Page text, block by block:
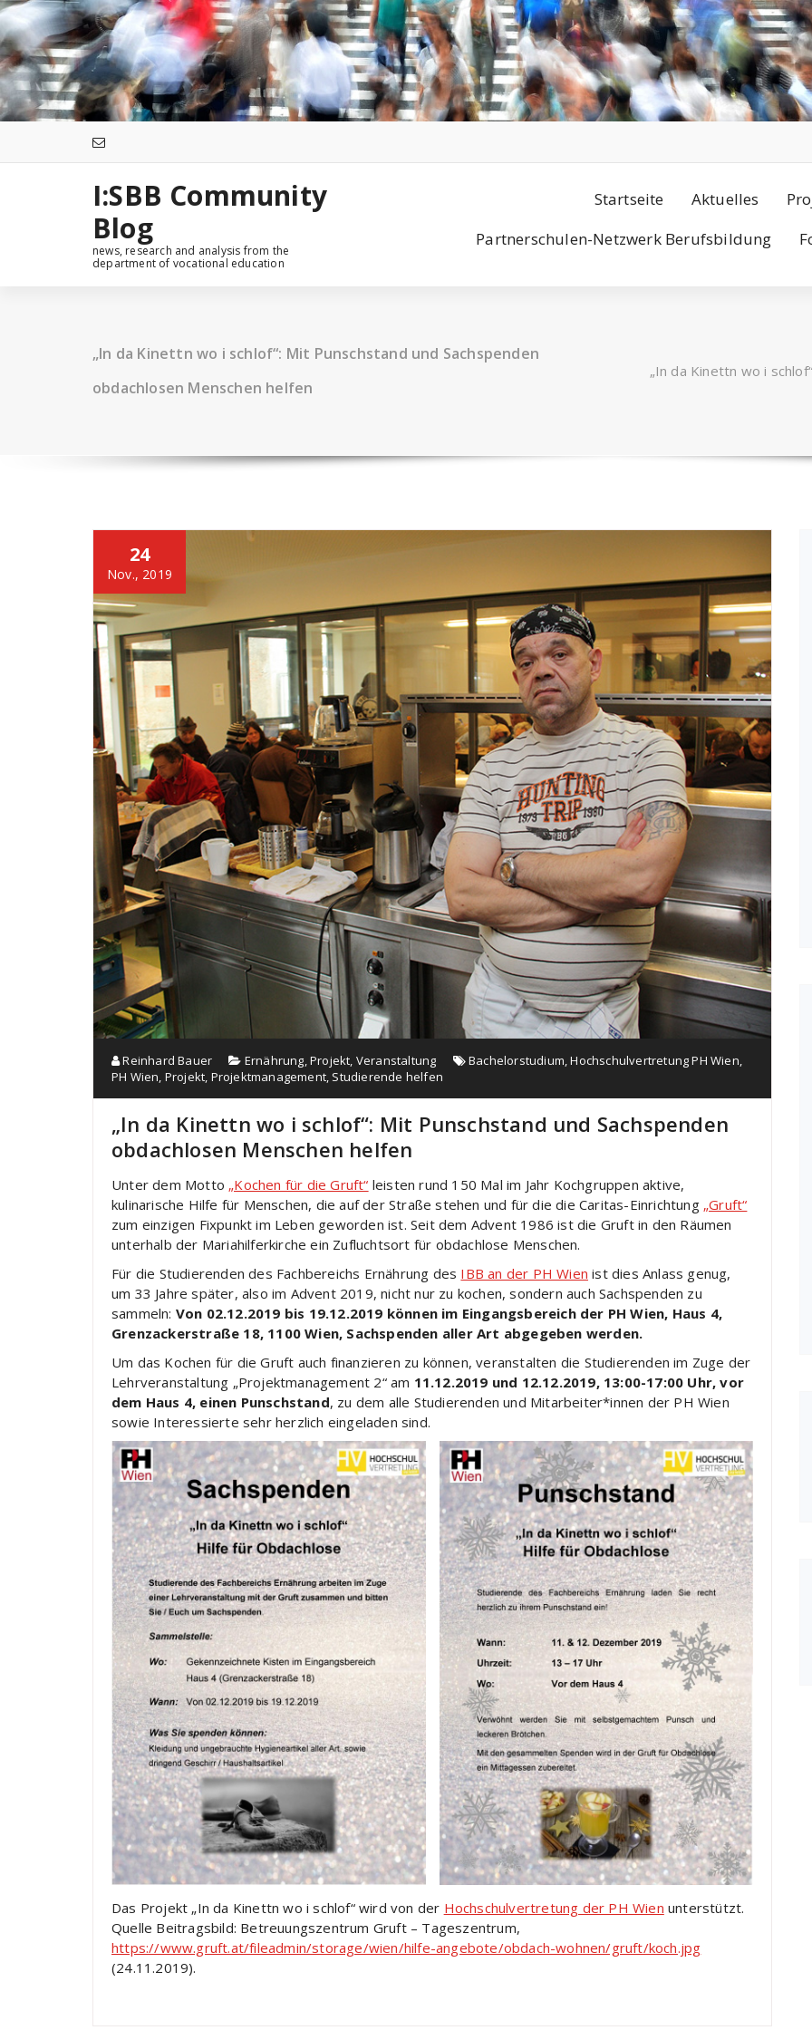
Zum
Inhalt
springen
I:SBB Community
Blog
news, research and analysis from the
department of vocational education
Startseite Aktuelles
Partnerschulen-Netzwerk Berufsbildung
„In da Kinettn wo i schlof“: Mit Punschstand und Sachspenden
obdachlosen Menschen helfen
„In da Kinettn wo i
24
Nov., 2019
Reinhard Bauer Ernährung,Projekt, Veranstaltung Bachelorstudium,Hochschulvertretung PH Wien,
PH Wien, Projekt, Projektmanagement, Studierende helfen
„In da Kinettn wo i schlof“: Mit Punschstand und Sachspenden
obdachlosen Menschen helfen
Unter dem Motto „Kochen für die Gruft“ leisten rund 150 Mal im Jahr Kochgruppen aktive,
kulinarische Hilfe für Menschen, die auf der Straße stehen und für die die Caritas-Einrichtung „Gruft“
zum einzigen Fixpunkt im Leben geworden ist. Seit dem Advent 1986 ist die Gruft in den Räumen
unterhalb der Mariahilferkirche ein Zufluchtsort für obdachlose Menschen.
Für die Studierenden des Fachbereichs Ernährung des IBB an der PH Wien ist dies Anlass genug,
um 33 Jahre später, also im Advent 2019, nicht nur zu kochen, sondern auch Sachspenden zu
sammeln: Von 02.12.2019 bis 19.12.2019 können im Eingangsbereich der PH Wien, Haus 4,
Grenzackerstraße 18, 1100 Wien, Sachspenden aller Art abgegeben werden.
Um das Kochen für die Gruft auch finanzieren zu können, veranstalten die Studierenden im Zuge der
Lehrveranstaltung „Projektmanagement 2“ am 11.12.2019 und 12.12.2019, 13:00-17:00 Uhr, vor
dem Haus 4, einen Punschstand, zu dem alle Studierenden und Mitarbeiter*innen der PH Wien
sowie Interessierte sehr herzlich eingeladen sind.
Das Projekt „In da Kinettn wo i schlof“ wird von der Hochschulvertretung der PH Wien unterstützt.
Quelle Beitragsbild: Betreuungszentrum Gruft – Tageszentrum,
https://www.gruft.at/fileadmin/storage/wien/hilfe-angebote/obdach-wohnen/gruft/koch.jpg
(24.11.2019).